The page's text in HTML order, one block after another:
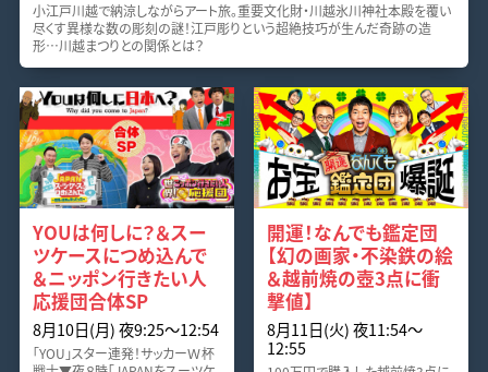
小江戸川越で納涼しながらアート旅。重要文化財・川越氷川神社本殿を覆い
尽くす異様な数の彫刻の謎！江戸彫りという超絶技巧が生んだ奇跡の造
形…川越まつりとの関係とは？
YOUは何しに？＆スー
ツケースにつめ込んで
＆ニッポン行きたい人
応援団合体SP
8月10日(月) 夜9:25〜12:54
「YOU」スター連発！サッカーＷ杯
開運！なんでも鑑定団
【幻の画家・不染鉄の絵
＆越前焼の壺3点に衝
撃値】
8月11日(火) 夜11:54〜
12:55